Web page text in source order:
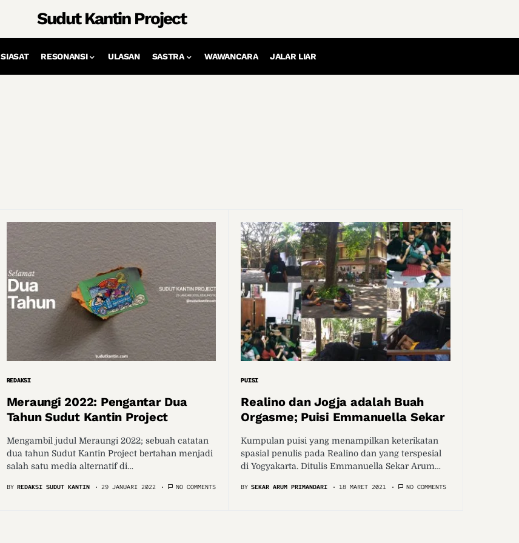
Sudut Kantin Project
SIASAT RESONANSI ULASAN SASTRA WAWANCARA JALAR LIAR
REDAKSI
Meraungi 2022: Pengantar Dua
Tahun Sudut Kantin Project
Mengambil judul Meraungi 2022; sebuah catatan
dua tahun Sudut Kantin Project bertahan menjadi
salah satu media alternatif di…
BY REDAKSI SUDUT KANTIN 29 JANUARI 2022 NO COMMENTS
PUISI
Realino dan Jogja adalah Buah
Orgasme; Puisi Emmanuella Sekar
Kumpulan puisi yang menampilkan keterikatan
spasial penulis pada Realino dan yang terspesial
di Yogyakarta. Ditulis Emmanuella Sekar Arum…
BY SEKAR ARUM PRIMANDARI 18 MARET 2021 NO COMMENTS